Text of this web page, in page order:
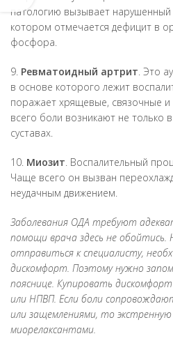
патологию вызывает
котором отмечается дефицит в
фосфора.
9. Ревматоидный артрит. Это
в основе которого лежит
поражает хрящевые, связочные
всего боли возникают не только
суставах.
10. Миозит. Воспалительный
Чаще всего он вызван
неудачным движением.
Заболевания ОДА требуют
помощи врача здесь не обойтись.
отправиться к специалисту,
дискомфорт. Поэтому нужно
пояснице. Купировать
или НПВП. Если боли
или защемлениями, то
миорелаксантами.